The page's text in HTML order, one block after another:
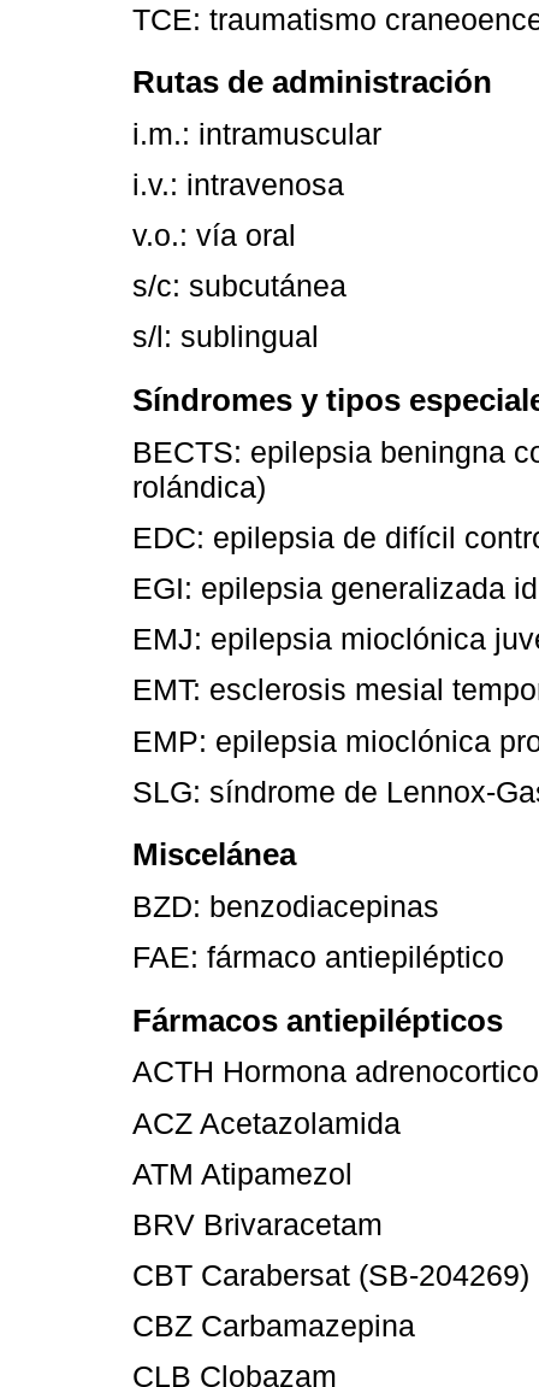
TCE: traumatismo
Rutas de administración
i.m.: intramuscular
i.v.: intravenosa
v.o.: vía oral
s/c: subcutánea
s/l: sublingual
Síndromes y tipos
BECTS: epilepsia beningna
rolándica)
EDC: epilepsia de difícil
EGI: epilepsia generalizada
EMJ: epilepsia mioclónica
EMT: esclerosis mesial
EMP: epilepsia mioclónica
SLG: síndrome de Lennox-
Miscelánea
BZD: benzodiacepinas
FAE: fármaco antiepiléptico
Fármacos antiepilépticos
ACTH Hormona
ACZ Acetazolamida
ATM Atipamezol
BRV Brivaracetam
CBT Carabersat (SB-204269)
CBZ Carbamazepina
CLB Clobazam